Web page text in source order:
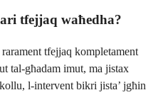
tfejjaq waħedha?
tfejjaq kompletament
tal-għadam imut, ma jistax
l-intervent bikri jista’ jgħin